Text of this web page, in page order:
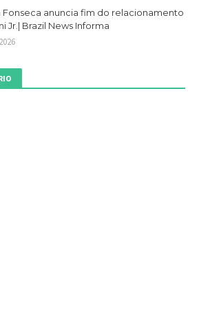
Fonseca anuncia fim do relacionamento
Jr.| Brazil News Informa